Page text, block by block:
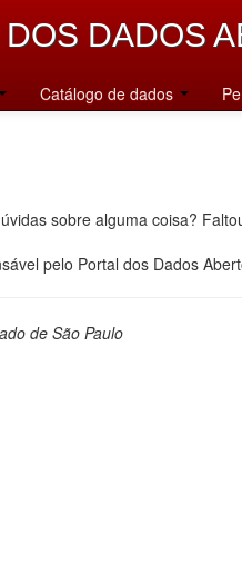
DOS DADOS
Catálogo de dados
sobre alguma coisa?
pelo Portal dos Dados
de São Paulo